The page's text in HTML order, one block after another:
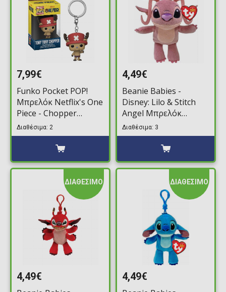
7,99€
Funko Pocket POP!
Μπρελόκ Netflix's One
Piece - Chopper
Φιγούρα
Διαθέσιμα: 2
4,49€
Beanie Babies -
Disney: Lilo & Stitch
Angel Μπρελόκ
(8,5cm)
Διαθέσιμα: 3
ΔΙΑΘΕΣΙΜΟ
4,49€
ΔΙΑΘΕΣΙΜΟ
4,49€